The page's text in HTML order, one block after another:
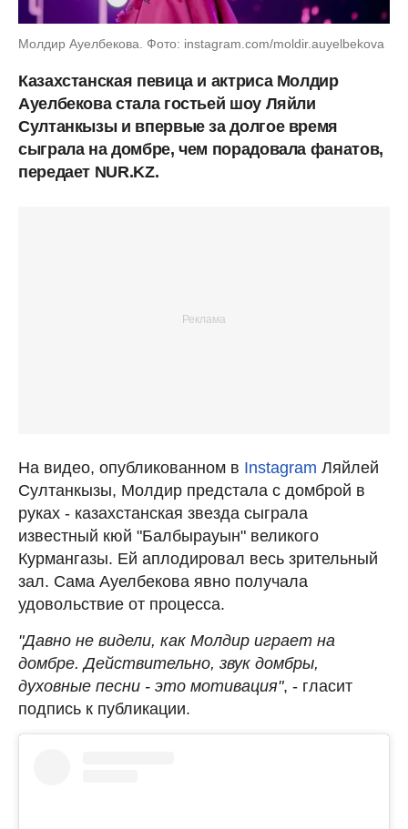
Молдир Ауелбекова. Фото: instagram.com/moldir.auyelbekova
Казахстанская певица и актриса Молдир
Ауелбекова стала гостьей шоу Ляйли
Султанкызы и впервые за долгое время
сыграла на домбре, чем порадовала фанатов,
передает NUR.KZ.
На видео, опубликованном в Instagram Ляйлей
Султанкызы, Молдир предстала с домброй в
руках - казахстанская звезда сыграла
известный кюй "Балбырауын" великого
Курмангазы. Ей аплодировал весь зрительный
зал. Сама Ауелбекова явно получала
удовольствие от процесса.
"Давно не видели, как Молдир играет на
домбре. Действительно, звук домбры,
духовные песни - это мотивация", - гласит
подпись к публикации.